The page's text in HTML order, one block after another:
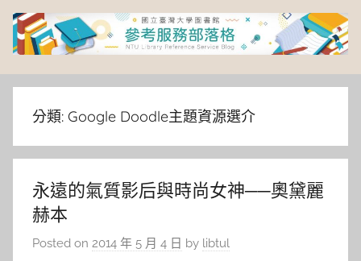
Skip
content
臺
灣
大
學
圖
分類: Google Doodle主題資源選介
永遠的氣質影后與時尚女神──奧黛麗
赫本
Posted on 2014 年 5 月 4 日 by libtul